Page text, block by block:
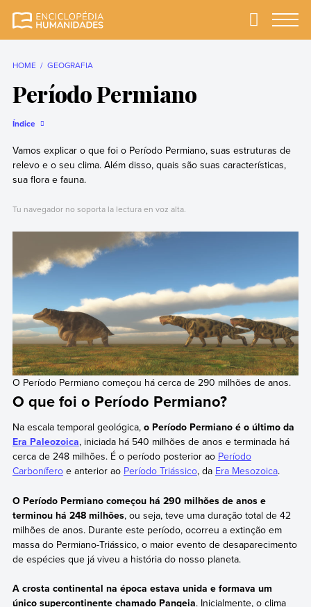
completa e mais
Primary
HOME GEOGRAFIA
Período Permiano
Índice
Vamos explicar o que foi o Período Permiano, suas estruturas de
relevo e o seu clima. Além disso, quais são suas características,
sua flora e fauna.
Tu navegador no soporta la lectura en voz alta.
O Período Permiano começou há cerca de 290 milhões de anos.
O que foi o Período Permiano?
Na escala temporal geológica, o Período Permiano é o último da
Era Paleozoica, iniciada há 540 milhões de anos e terminada há
cerca de 248 milhões. É o período posterior ao Período
Carboníferoe anterior ao Período Triássico, da Era Mesozoica.
O Período Permiano começou há 290 milhões de anos e
terminou há 248 milhões, ou seja, teve uma duração total de 42
milhões de anos. Durante este período, ocorreu a extinção em
massa do Permiano-Triássico, o maior evento de desaparecimento
de espécies que já viveu a história do nosso planeta.
A crosta continental na época estava unida e formava um
único supercontinente chamado Pangeia. Inicialmente, o clima